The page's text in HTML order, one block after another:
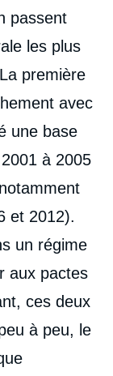
passent
les plus
première
avec
une base
à 2005
et 2012).
un régime
aux pactes
ces deux
à peu, le